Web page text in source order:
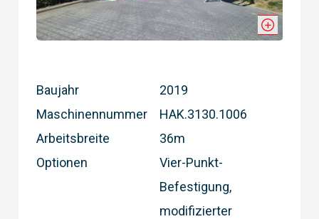
Baujahr
2019
Maschinennummer
HAK.3130.1006
Arbeitsbreite
36m
Optionen
Vier-Punkt-
Befestigung,
modifizierter